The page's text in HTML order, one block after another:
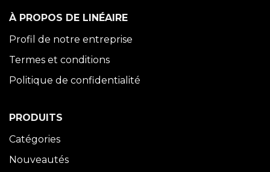
À PROPOS DE LINÉAIRE
Profil de notre entreprise
Termes et conditions
Politique de confidentialité
PRODUITS
Catégories
Nouveautés